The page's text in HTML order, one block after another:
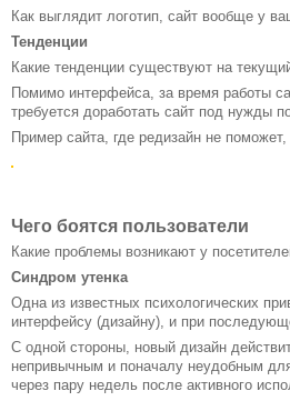
Как выглядит логотип, сайт вообще у
Тенденции
Какие тенденции существуют на
Помимо интерфейса, за время работы
требуется доработать сайт под нужды
Пример сайта, где редизайн не
Чего боятся пользователи
Какие проблемы возникают у
Синдром утенка
Одна из известных психологических
интерфейсу (дизайну), и при
С одной стороны, новый дизайн
непривычным и поначалу неудобным
через пару недель после активного